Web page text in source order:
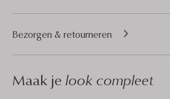
Bezorgen & retourneren
Maak je look compleet